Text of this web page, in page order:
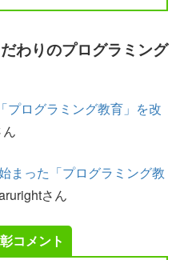
わりのプログラミング
プログラミング教育」を改
まった「プログラミング教
さん
コメント